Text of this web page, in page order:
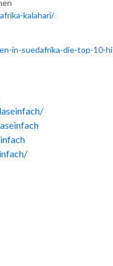
kalahari/
in-suedafrika-die-top-10-